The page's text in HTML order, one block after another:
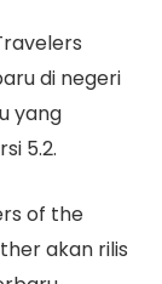
di negeri
yang
5.2.
of the
akan rilis